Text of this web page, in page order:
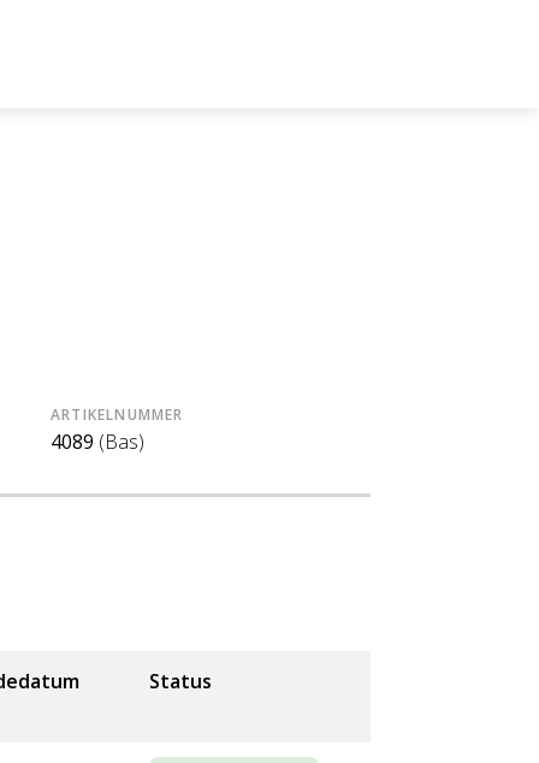
ARTIKELNUMMER
4089 (Bas)
Status